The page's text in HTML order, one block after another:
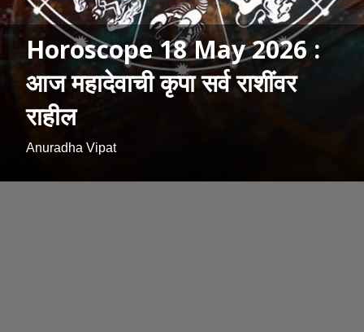
Horoscope 18 May 2026 :
आज महादेवाची कृपा सर्व राशींवर
राहील
Anuradha Vipat